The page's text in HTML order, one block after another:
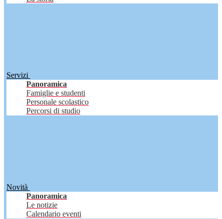
Servizi
Panoramica
Famiglie e studenti
Personale scolastico
Percorsi di studio
Novità
Panoramica
Le notizie
Calendario eventi